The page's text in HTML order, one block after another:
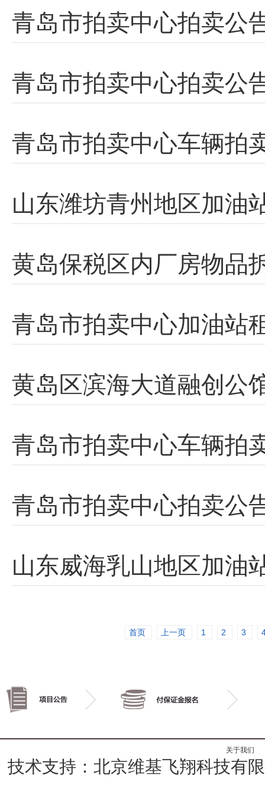
青岛市拍卖中心拍卖公
青岛市拍卖中心拍卖公
青岛市拍卖中心车辆拍
山东潍坊青州地区加油
黄岛保税区内厂房物品
青岛市拍卖中心加油站
黄岛区滨海大道融创公
青岛市拍卖中心车辆拍
青岛市拍卖中心拍卖公
山东威海乳山地区加油
首页 上一页 1 2 3
关于我们
技术支持：北京维基飞翔科技有